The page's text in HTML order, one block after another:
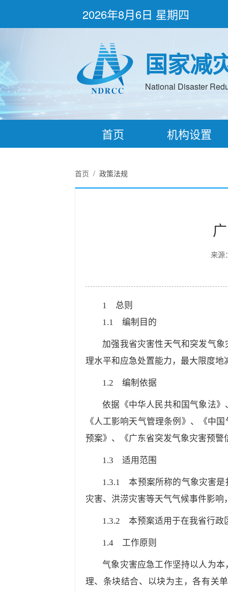
2026年8月6日 星期四
国家减
National Disaster
首页 机构设置
首页 / 政策法规
来源
1 总则
1.1 编制目的
加强我省灾害性天气和突发气
理水平和应急处置能力，最大限度
1.2 编制依据
依据《中华人民共和国气象法
《人工影响天气管理条例》、《中
预案》、《广东省突发气象灾害预
1.3 适用范围
1.3.1 本预案所称的气象灾害是
灾害、洪涝灾害等天气气候事件影
1.3.2 本预案适用于在我省行政
1.4 工作原则
气象灾害应急工作坚持以人为
理、条块结合、以块为主，各有关